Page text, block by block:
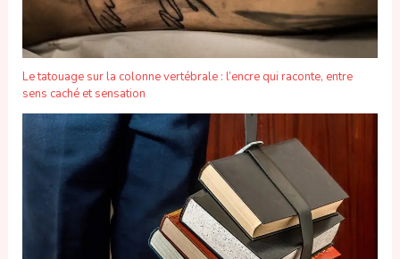
Le tatouage sur la colonne vertébrale : l’encre qui raconte, entre
sens caché et sensation